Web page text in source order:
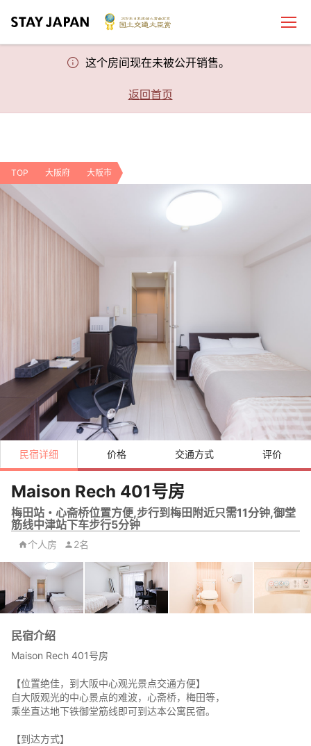
这个房间现在未被公开销售。
返回首页
TOP 大阪府 大阪市
民宿详细 价格 交通方式 评价
Maison Rech 401号房
梅田站・心斋桥位置方便,步行到梅田附近只需11分钟,御堂
筋线中津站下车步行5分钟
个人房 2名
民宿介绍
Maison Rech 401号房
【位置绝佳，到大阪中心观光景点交通方便】
自大阪观光的中心景点的难波，心斋桥，梅田等，
乘坐直达地下铁御堂筋线即可到达本公寓民宿。
【到达方式】